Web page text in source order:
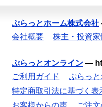
ぷらっとホーム株式会社
会社概要
株主・投資家
ぷらっとオンライン —
ご利用ガイド
ぷらっ
特定商取引法に基づく表
お客様からの声
ご注